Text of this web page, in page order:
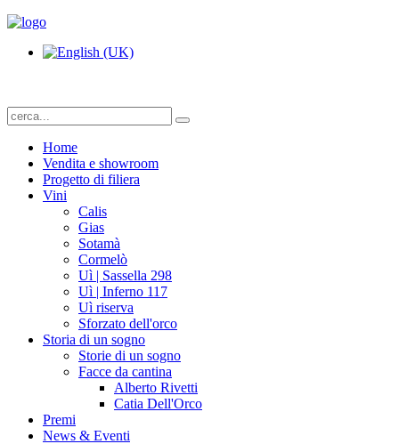
Home
Vendita e showroom
Progetto di filiera
Vini
Calis
Gias
Sotamà
Cormelò
Uì | Sassella 298
Uì | Inferno 117
Uì riserva
Sforzato dell'orco
Storia di un sogno
Storie di un sogno
Facce da cantina
Alberto Rivetti
Catia Dell'Orco
Premi
News & Eventi